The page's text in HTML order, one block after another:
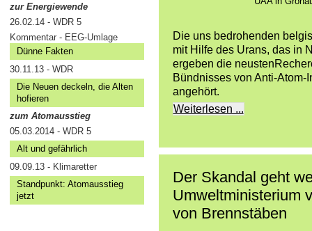
zur Energiewende
26.02.14 - WDR 5
Kommentar - EEG-Umlage
Dünne Fakten
30.11.13 - WDR
Die Neuen deckeln, die Alten
hofieren
zum Atomausstieg
05.03.2014 - WDR 5
Alt und gefährlich
09.09.13 - Klimaretter
Standpunkt: Atomausstieg
jetzt
Die uns bedrohenden
mit Hilfe des Urans, das in
ergeben die
Bündnisses von Anti-
angehört.
Weiterlesen ...
Der Skandal geht
Umweltministerium
von Brennstäben